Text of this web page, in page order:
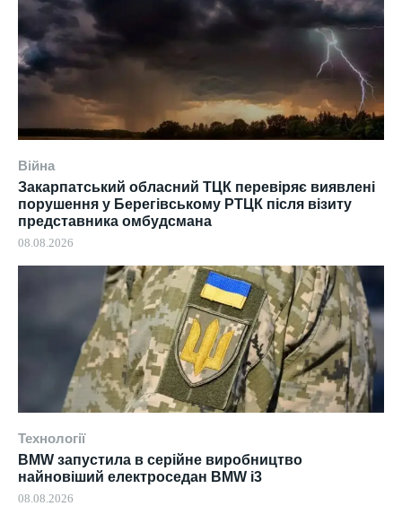
Війна
Закарпатський обласний ТЦК перевіряє виявлені
порушення у Берегівському РТЦК після візиту
представника омбудсмана
08.08.2026
Технології
BMW запустила в серійне виробництво
найновіший електроседан BMW i3
08.08.2026